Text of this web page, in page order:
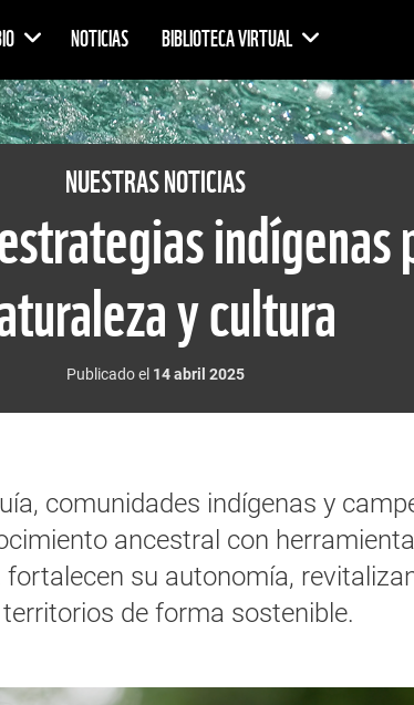
NOTICIAS BIBLIOTECA VIRTUAL
NUESTRAS NOTICIAS
indígenas
y cultura
Publicado el 14 abril 2025
comunidades indígenas y
ancestral con
su autonomía,
de forma sostenible.